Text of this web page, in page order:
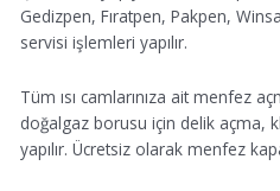
Gedizpen, Fıratpen, Pakpen,
servisi işlemleri yapılır.
Tüm ısı camlarınıza ait menfez
doğalgaz borusu için delik açma,
yapılır. Ücretsiz olarak menfez